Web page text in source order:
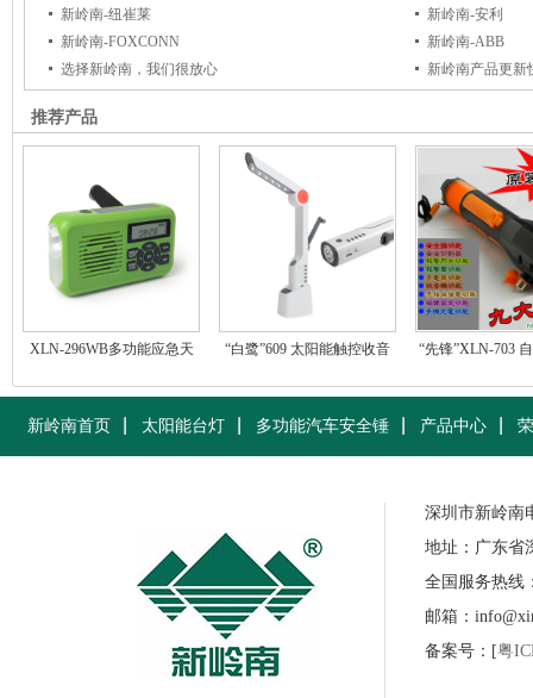
新岭南-纽崔莱
新岭南-安利
新岭南-FOXCONN
新岭南-ABB
选择新岭南，我们很放心
新岭南产品更新
推荐产品
XLN-296WB多功能应急天
“白鹭”609 太阳能触控收音
“先锋”XLN-703
新岭南首页 太阳能台灯 多功能汽车安全锤 产品中心
深圳市新岭南
地址：广东省
全国服务热线
邮箱：
备案号：[粤